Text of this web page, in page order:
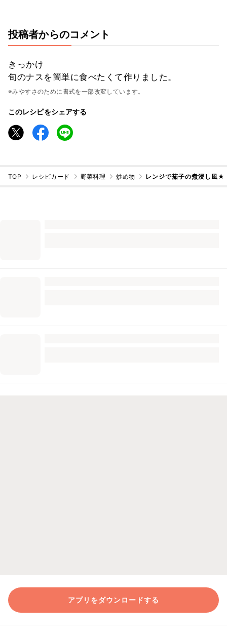
投稿者からのコメント
きっかけ
旬のナスを簡単に食べたくて作りました。
※みやすさのために書式を一部改変しています。
このレシピをシェアする
TOP レシピカード 野菜料理 炒め物 レンジで茄子の煮浸し風★
アプリをダウンロードする